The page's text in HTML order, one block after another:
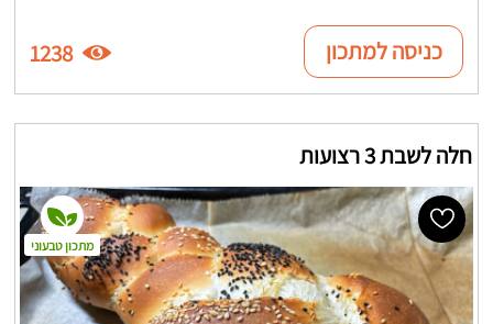
כניסה למתכון 1238
חלה לשבת 3 רצועות
מתכון טבעוני